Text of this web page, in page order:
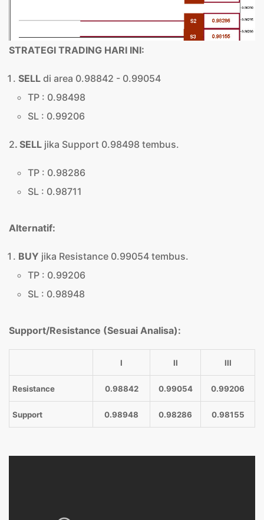
STRATEGI TRADING HARI INI:
SELL di area 0.98842 - 0.99054
TP : 0.98498
SL : 0.99206
2. SELL jika Support 0.98498 tembus.
TP : 0.98286
SL : 0.98711
Alternatif:
BUY jika Resistance 0.99054 tembus.
TP : 0.99206
SL : 0.98948
Support/Resistance (Sesuai Analisa):
I II III
Resistance 0.98842 0.99054 0.99206
Support 0.98948 0.98286 0.98155